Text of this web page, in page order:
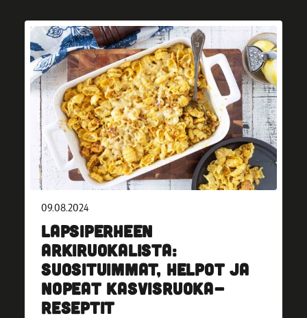
09.08.2024
LAPSIPERHEEN
ARKIRUOKALISTA:
SUOSITUIMMAT, HELPOT JA
NOPEAT KASVISRUOKA­
RESEPTIT